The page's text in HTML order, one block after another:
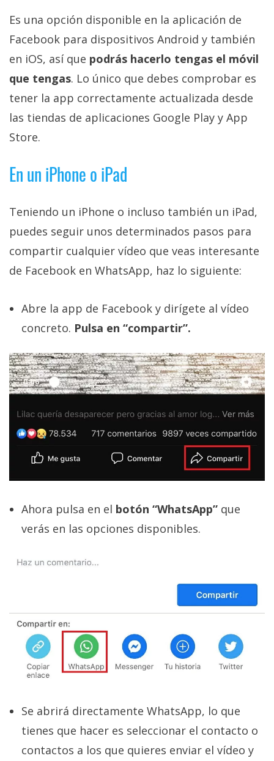
opciones
de
privacidad
/
Legal
El medio de
encontrarás
todas las
tecnología,
móviles,
ordenadores,
informática,
videojuegos,
comparativas,
tutoriales.
El Grupo
Informático
2026.Algunos
derechos
reservados
Es una opción disponible en la aplicación de
Facebook para dispositivos Android y también
en iOS, así que podrás hacerlo tengas el móvil
que tengas. Lo único que debes comprobar es
tener la app correctamente actualizada desde
las tiendas de aplicaciones Google Play y App
Store.
En un iPhone o iPad
Teniendo un iPhone o incluso también un iPad,
puedes seguir unos determinados pasos para
compartir cualquier vídeo que veas interesante
de Facebook en WhatsApp, haz lo siguiente:
Abre la app de Facebook y dirígete al vídeo
concreto. Pulsa en “compartir”.
Ahora pulsa en el botón “WhatsApp” que
verás en las opciones disponibles.
Se abrirá directamente WhatsApp, lo que
tienes que hacer es seleccionar el contacto o
contactos a los que quieres enviar el vídeo y